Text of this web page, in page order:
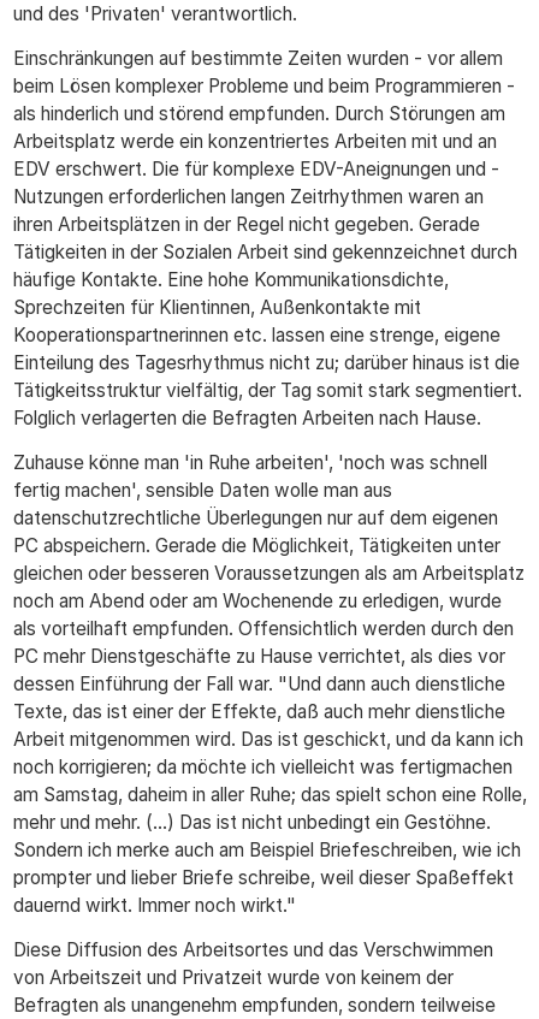
und des 'Privaten' verantwortlich.
Einschränkungen auf bestimmte Zeiten wurden - vor allem
beim Lösen komplexer Probleme und beim Programmieren -
als hinderlich und störend empfunden. Durch Störungen am
Arbeitsplatz werde ein konzentriertes Arbeiten mit und an
EDV erschwert. Die für komplexe EDV-Aneignungen und -
Nutzungen erforderlichen langen Zeitrhythmen waren an
ihren Arbeitsplätzen in der Regel nicht gegeben. Gerade
Tätigkeiten in der Sozialen Arbeit sind gekennzeichnet durch
häufige Kontakte. Eine hohe Kommunikationsdichte,
Sprechzeiten für Klientinnen, Außenkontakte mit
Kooperationspartnerinnen etc. lassen eine strenge, eigene
Einteilung des Tagesrhythmus nicht zu; darüber hinaus ist die
Tätigkeitsstruktur vielfältig, der Tag somit stark segmentiert.
Folglich verlagerten die Befragten Arbeiten nach Hause.
Zuhause könne man 'in Ruhe arbeiten', 'noch was schnell
fertig machen', sensible Daten wolle man aus
datenschutzrechtliche Überlegungen nur auf dem eigenen
PC abspeichern. Gerade die Möglichkeit, Tätigkeiten unter
gleichen oder besseren Voraussetzungen als am Arbeitsplatz
noch am Abend oder am Wochenende zu erledigen, wurde
als vorteilhaft empfunden. Offensichtlich werden durch den
PC mehr Dienstgeschäfte zu Hause verrichtet, als dies vor
dessen Einführung der Fall war. "Und dann auch dienstliche
Texte, das ist einer der Effekte, daß auch mehr dienstliche
Arbeit mitgenommen wird. Das ist geschickt, und da kann ich
noch korrigieren; da möchte ich vielleicht was fertigmachen
am Samstag, daheim in aller Ruhe; das spielt schon eine Rolle,
mehr und mehr. (...) Das ist nicht unbedingt ein Gestöhne.
Sondern ich merke auch am Beispiel Briefeschreiben, wie ich
prompter und lieber Briefe schreibe, weil dieser Spaßeffekt
dauernd wirkt. Immer noch wirkt."
Diese Diffusion des Arbeitsortes und das Verschwimmen
von Arbeitszeit und Privatzeit wurde von keinem der
Befragten als unangenehm empfunden, sondern teilweise